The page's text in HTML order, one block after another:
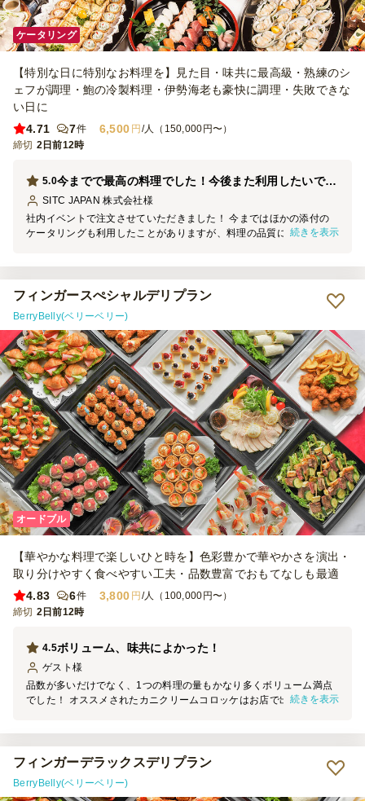
ケータリング
【特別な日に特別なお料理を】見た目・味共に最高級・熟練のシ
ェフが調理・鮑の冷製料理・伊勢海老も豪快に調理・失敗できな
い日に
4.71
7件 6,500 円/人（150,000円〜）
締切 2日前12時
今までで最高の料理でした！今後また利用したいです。ありがとうございました。
5.0
SITC JAPAN 株式会社様
社内イベントで注文させていただきました！ 今まではほかの添付の
ケータリングも利用したことがありますが、料理の品質にあまり期待
注文で持ってきていただいた分は見た目50人ほどありそうで、最初は
のこるかなーと心配で、完食されました。 味は街中の評判店より上
だと思います。料理で利用されている食材も産地と時間も拘りがあ
り、高級ホテル宴会レベル並みの質です。 ②レイアウトが非常にき
れいで、各料理のポジション、蓋を開けるタイミング等もきちんと計
画されて、料理の味を一層引き上げるほどの腕前です。 ③社長さん
と従業員二人で来社されて、説明が非常に親切で、料理の紹介と食べ
るタイミングとお勧め等も挟み、話しかけやすくて今までのない体験
でした。 おかげさまで非常に印象深いイベントが実行できて、従業
員の皆さんの印象に残る夜ととなりました。感謝を申し上げます。
コスパ最強の業者さんです、リピーターが絶対多いと思いますが、弊
社よりもお勧めさせていただきます。 次回もぜひよろしくお願いい
たします。
続きを表示
フィンガースぺシャルデリプラン
BerryBelly(ベリーベリー)
オードブル
【華やかな料理で楽しいひと時を】色彩豊かで華やかさを演出・
取り分けやすく食べやすい工夫・品数豊富でおもてなしも最適
4.83
6件 3,800 円/人（100,000円〜）
締切 2日前12時
ボリューム、味共によかった！
4.5
ゲスト 様
品数が多いだけでなく、1つの料理の量もかなり多くボリューム満点
でした！ オススメされたカニクリームコロッケはお店で出来立ての
続きを表示
フィンガーデラックスデリプラン
BerryBelly(ベリーベリー)